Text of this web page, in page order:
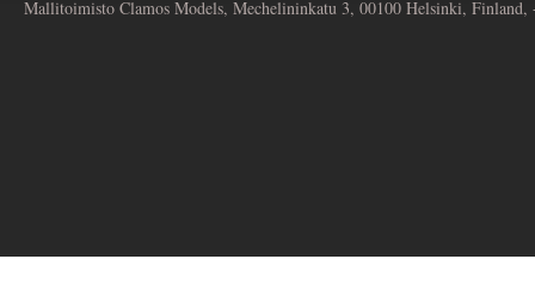
Mallitoimisto Clamos Models, Mechelininkatu 3, 00100 Helsinki,